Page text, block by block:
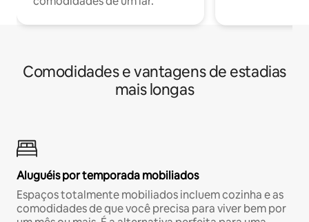
Comodidades e vantagens de estadias
mais longas
Aluguéis por temporada mobiliados
Espaços totalmente mobiliados incluem cozinha e as
comodidades de que você precisa para viver bem por